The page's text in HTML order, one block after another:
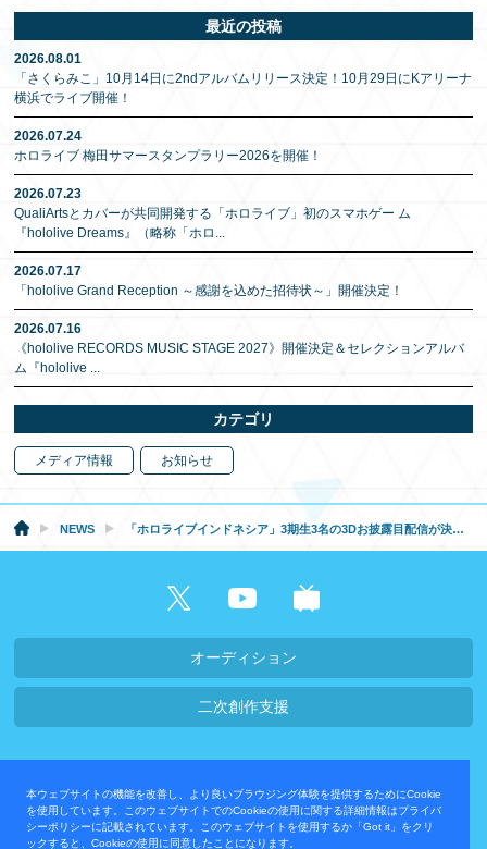
本ウェブサイトの機能を改善し、より良いブラウジング体験を提供するためにCookie
を使用しています。このウェブサイトでのCookieの使用に関する詳細情報はプライバ
シーポリシーに記載されています。このウェブサイトを使用するか「Got it」をクリ
ックすると、Cookieの使用に同意したことになります。
最近の投稿
2026.08.01
「さくらみこ」10月14日に2ndアルバムリリース決定！10月29日にKアリーナ
横浜でライブ開催！
2026.07.24
ホロライブ 梅田サマースタンプラリー2026を開催！
2026.07.23
QualiArtsとカバーが共同開発する「ホロライブ」初のスマホゲー ム
『hololive Dreams』（略称「ホロ ...
2026.07.17
「hololive Grand Reception ～感謝を込めた招待状～」開催決定！
2026.07.16
《hololive RECORDS MUSIC STAGE 2027》開催決定＆セレクションアルバ
ム『hololive ...
カテゴリ
メディア情報 お知らせ
NEWS 「ホロライブインドネシア」3期生3名の3Dお披露目配信が決定！
オーディション
二次創作支援
プライバシーポリシー
お問い合わせ